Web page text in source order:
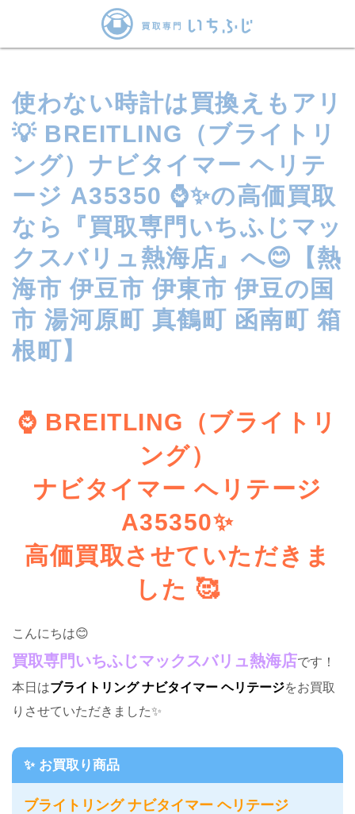
使わない時計は買換えもアリ
💡 BREITLING（ブライトリ
ング）ナビタイマー ヘリテ
ージ A35350 ⌚✨の高価買取
なら『買取専門いちふじマッ
クスバリュ熱海店』へ😊【熱
海市 伊豆市 伊東市 伊豆の国
市 湯河原町 真鶴町 函南町 箱
根町】
⌚ BREITLING（ブライトリ
ング）
ナビタイマー ヘリテージ
A35350✨
高価買取させていただきま
した 🥰
こんにちは😊
買取専門いちふじマックスバリュ熱海店です！
本日はブライトリング ナビタイマー ヘリテージをお買取
りさせていただきました✨
✨ お買取り商品
ブライトリング ナビタイマー ヘリテージ